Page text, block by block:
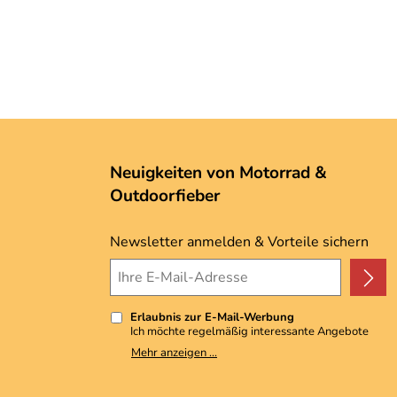
Neuigkeiten von Motorrad &
Outdoorfieber
Newsletter anmelden & Vorteile sichern
Erlaubnis zur E-Mail-Werbung
Ich möchte regelmäßig interessante Angebote
per E-Mail erhalten. Meine E-Mail-Adresse wird
nicht an andere Unternehmen weitergegeben. Zu
Mehr anzeigen ...